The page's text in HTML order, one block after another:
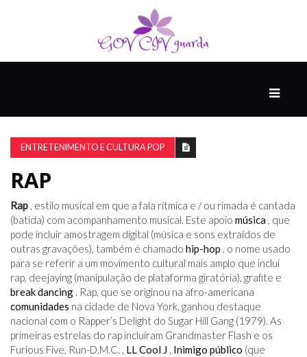
DO
THINK
COMPANHEIRO
COMEÇA
COM
UM
ESTRONDO
ENTRETENIMENTO E CULTURA POP
RAP
Rap , estilo musical em que a fala rítmica e / ou rimada é cantada
(batida) com acompanhamento musical. Este apoio música , que
pode incluir amostragem digital (música e sons extraídos de
outras gravações), também é chamado hip-hop , o nome usado
para se referir a um movimento cultural mais amplo que inclui
rap, deejaying (manipulação de plataforma giratória), grafite e
break dancing . Rap, que se originou na afro-americana
comunidades na cidade de Nova York, ganhou destaque
nacional com o Rapper’s Delight do Sugar Hill Gang (1979). As
primeiras estrelas do rap incluíram Grandmaster Flash e os
Furious Five, Run-D.M.C. , LL Cool J , Inimigo público (que